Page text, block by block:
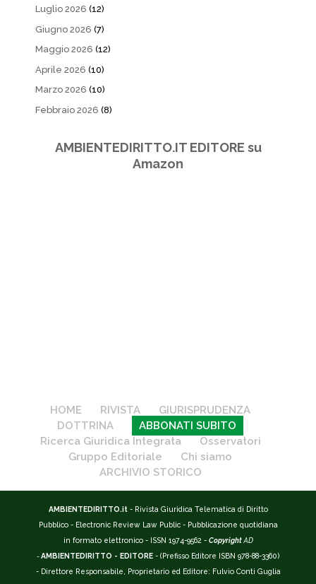
Luglio 2026 (12)
Giugno 2026 (7)
Maggio 2026 (12)
Aprile 2026 (10)
Marzo 2026 (10)
Febbraio 2026 (8)
AMBIENTEDIRITTO.IT EDITORE su
Amazon
HOME RIVISTA
GIURISPRUDENZA
DOTTRINA
ABBONATI SUBITO
Ricerca Giuridica Integrata
Osservatori
Gruppo Editoriale
Chi siamo
ARCHIVIO STORICO
AMBIENTEDIRITTO.it - Rivista Giuridica Telematica di Diritto
Pubblico - Electronic Review Law Public - Pubblicazione quotidiana
in formato elettronico - ISSN 1974-9562 - Copyright AD
-AMBIENTEDIRITTO - EDITORE - (Prefisso Editore ISBN 978-88-3360)
- Direttore Responsabile, Proprietario ed Editore: Fulvio Conti Guglia